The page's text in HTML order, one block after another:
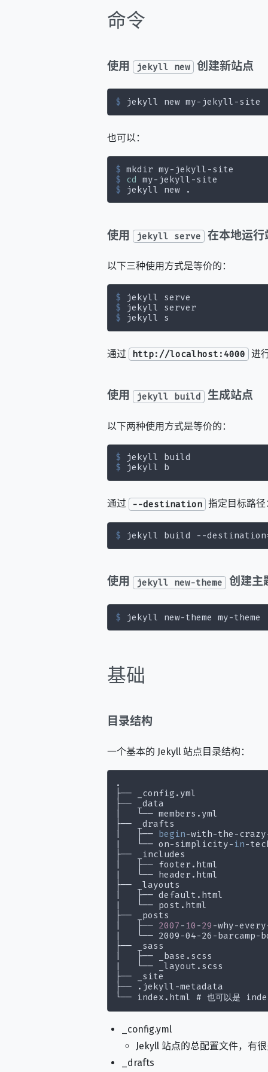
命令
使用 jekyll new 创建新站点
$ jekyll new my-jekyll-site
也可以：
$ mkdir my-jekyll-site
$
cd
my-jekyll-site
$ jekyll new .
使用 jekyll serve 在本地运行
以下三种使用方式是等价的：
$ jekyll serve
$ jekyll server
$ jekyll s
通过 http://localhost:4000 进
使用 jekyll build 生成站点
以下两种使用方式是等价的：
$ jekyll build
$ jekyll b
通过 --destination 指定目标路径
$ jekyll build --
使用 jekyll new-theme 创建主
$ jekyll new-theme my-theme
基础
目录结构
一个基本的 Jekyll 站点目录结构：
.
├── _config.yml
|   └── members.yml
├── _drafts
   ├──
begin
|   └── on-simplicity- in-
├── _includes
|   └── header.html
├── _layouts
|   └── post.html
├── _posts
   ├──
2007 - 10 -29
|   └── 2009-04-26-barcamp-
├── _sass
|   └── _layout.scss
├── _site
├── .jekyll-metadata
_config.yml
Jekyll 站点的总配置文件，有
_drafts